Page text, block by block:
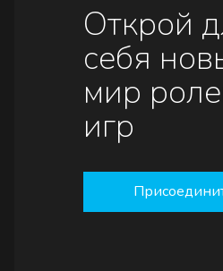
Открой
себя
мир
игр